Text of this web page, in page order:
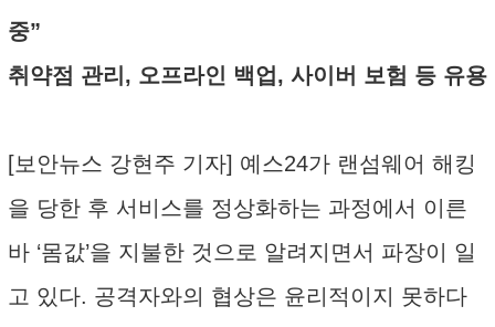
중”
취약점 관리, 오프라인 백업, 사이버 보험 등 유용
[보안뉴스 강현주 기자] 예스24가 랜섬웨어 해킹
을 당한 후 서비스를 정상화하는 과정에서 이른
바 ‘몸값’을 지불한 것으로 알려지면서 파장이 일
고 있다. 공격자와의 협상은 윤리적이지 못하다